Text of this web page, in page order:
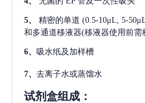
5、 精密的单道 (0.5-10μL, 5-
和多通道移液器(移液器使用前需
6、 吸水纸及加样槽
7、 去离子水或蒸馏水
试剂盒组成：